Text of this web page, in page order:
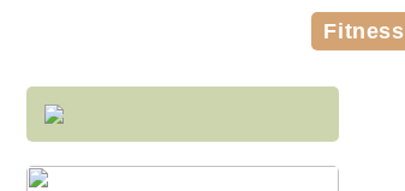
Fitness